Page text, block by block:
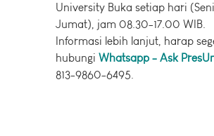
University Buka setiap hari
Jumat), jam 08.30-17.00 WIB.
Informasi lebih lanjut, harap
hubungi Whatsapp - Ask
813-9860-6495.